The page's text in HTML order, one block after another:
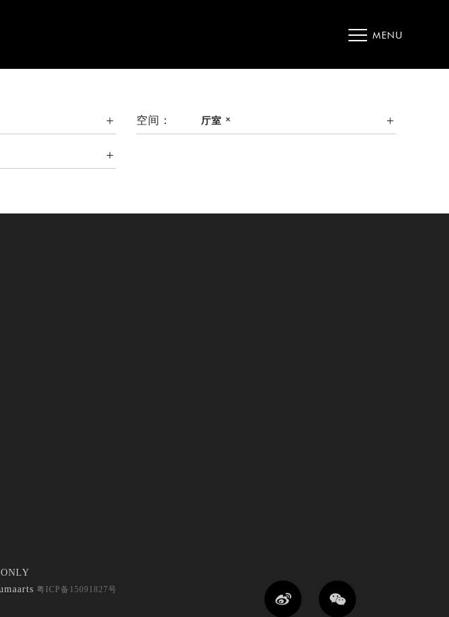
MENU
空间： 厅室
粤ICP备15091827号